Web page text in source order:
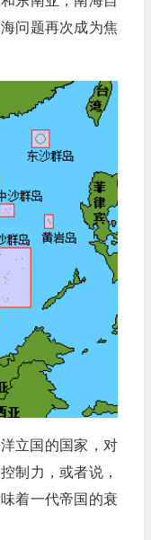
问题再次成为焦
立国的国家，对
制力，或者说，
着一代帝国的衰